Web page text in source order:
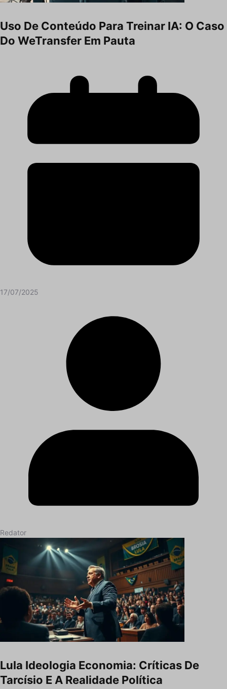
Uso De Conteúdo Para Treinar IA: O Caso
Do WeTransfer Em Pauta
17/07/2025
Redator
Lula Ideologia Economia: Críticas De
Tarcísio E A Realidade Política